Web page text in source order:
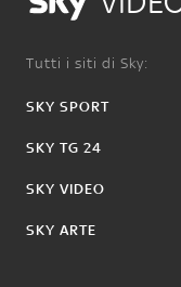
Tutti i siti di Sky:
SKY SPORT
SKY TG 24
SKY VIDEO
SKY ARTE